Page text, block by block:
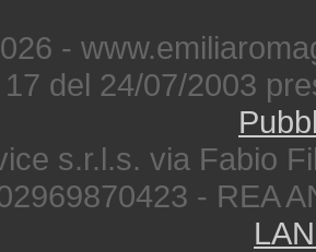
-
del 24/07/2003
s.r.l.s. via Fabio
- REA